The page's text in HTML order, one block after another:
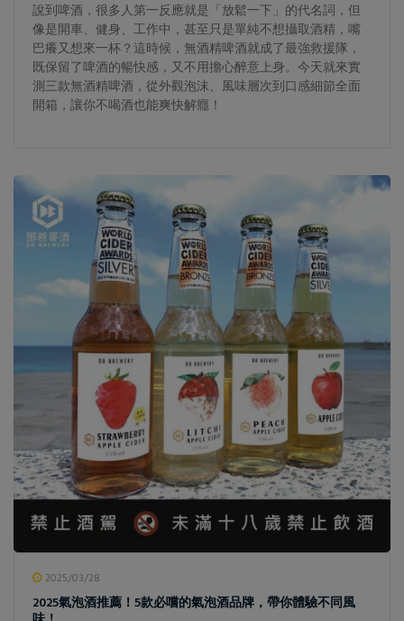
說到啤酒，很多人第一反應就是「放鬆一下」的代名詞，但
像是開車、健身、工作中，甚至只是單純不想攝取酒精，嘴
巴癢又想來一杯？這時候，無酒精啤酒就成了最強救援隊，
既保留了啤酒的暢快感，又不用擔心醉意上身。今天就來實
測三款無酒精啤酒，從外觀泡沫、風味層次到口感細節全面
開箱，讓你不喝酒也能爽快解癮！
2025/03/28
2025氣泡酒推薦！5款必嚐的氣泡酒品牌，帶你體驗不同風